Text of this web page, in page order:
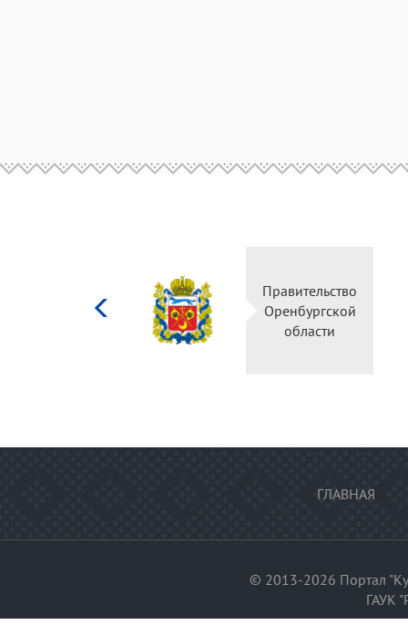
Правительство
Оренбургской
области
ГЛАВНАЯ
© 2013-2026 Портал
ГАУК